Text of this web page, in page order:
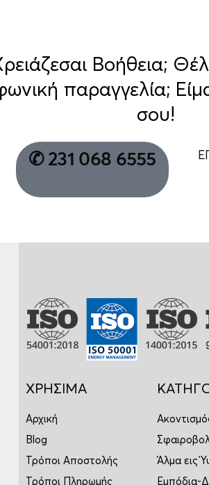
Βοήθεια;
παραγγελία;
σου!
✆ 231 068 6555
ΧΡΗΣΙΜΑ
Αρχική
Blog
Τρόποι Αποστολής
Τρόποι Πληρωμής
Άλμα εις
Εμπόδια-